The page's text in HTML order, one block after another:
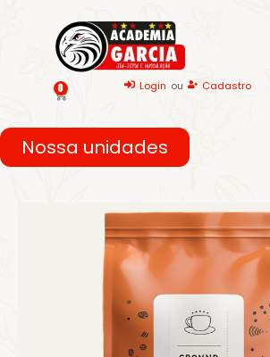
0 Login ou Cadastro
Nossa unidades